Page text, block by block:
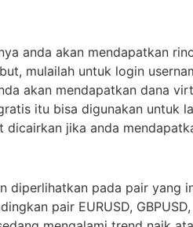
anda akan mendapatkan
mulailah untuk login
akan mendapatkan dana
itu bisa digunakan untuk
jika anda
diperlihatkan pada pair yang
pair EURUSD, GBPUSD,